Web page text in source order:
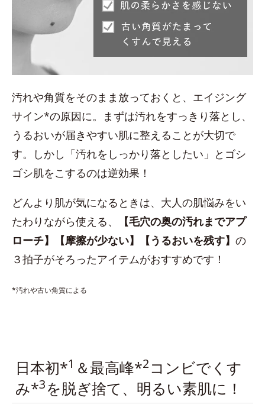
汚れや角質をそのまま放っておくと、エイジング
サイン*の原因に。まずは汚れをすっきり落とし、
うるおいが届きやすい肌に整えることが大切で
す。しかし「汚れをしっかり落としたい」とゴシ
ゴシ肌をこするのは逆効果！
どんより肌が気になるときは、大人の肌悩みをい
たわりながら使える、
【毛穴の奥の汚れまでアプ
ローチ】【摩擦が少ない】【うるおいを残す】 の
３拍子がそろったアイテムがおすすめです！
*汚れや古い角質による
日本初*1 ＆最高峰*2コンビでくす
み*3を脱ぎ捨て、明るい素肌に！